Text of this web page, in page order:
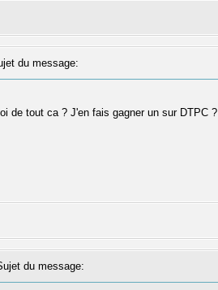
du message:
de tout ca ? J'en fais gagner un sur DTPC ?
du message: